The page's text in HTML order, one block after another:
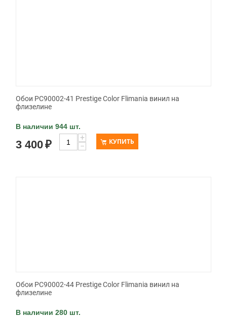
Обои PC90002-41 Prestige Color Flimania винил на
флизелине
В наличии 944 шт.
3 400₽
+
−
КУПИТЬ
Обои PC90002-44 Prestige Color Flimania винил на
флизелине
В наличии 280 шт.